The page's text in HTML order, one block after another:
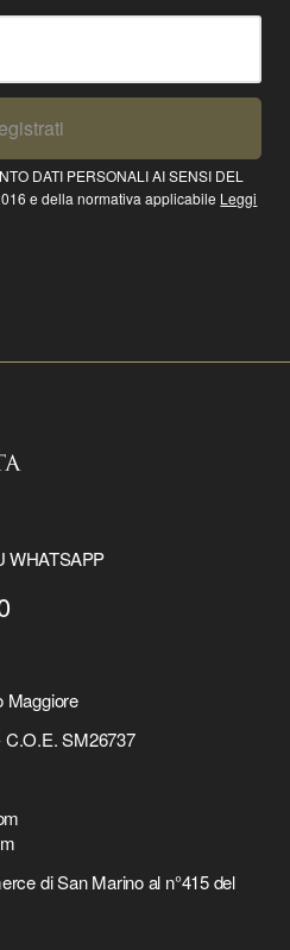
DATI PERSONALI AI SENSI DEL
e della normativa applicabile Leggi
WHATSAPP
Maggiore
C.O.E. SM26737
di San Marino al n°415 del